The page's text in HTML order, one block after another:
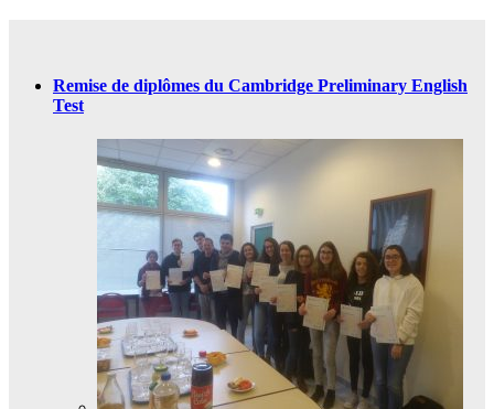
Remise de diplômes du Cambridge Preliminary English
Test